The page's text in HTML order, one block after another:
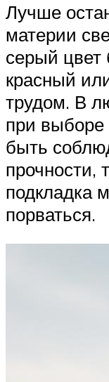
Лучше
материи
серый цвет
красный
трудом. В
при выборе
быть
прочности,
подкладка
порваться.